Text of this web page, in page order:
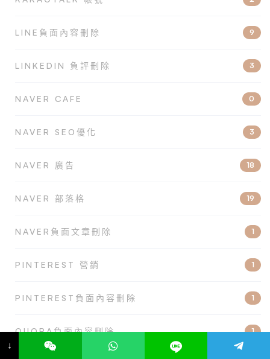
LINE負面內容刪除 9
LINKEDIN 負評刪除 3
NAVER CAFE 0
NAVER SEO優化 3
NAVER 廣告 18
NAVER 部落格 19
NAVER負面文章刪除 1
PINTEREST 營銷 1
PINTEREST負面內容刪除 1
QUORA負面內容刪除 1
↓